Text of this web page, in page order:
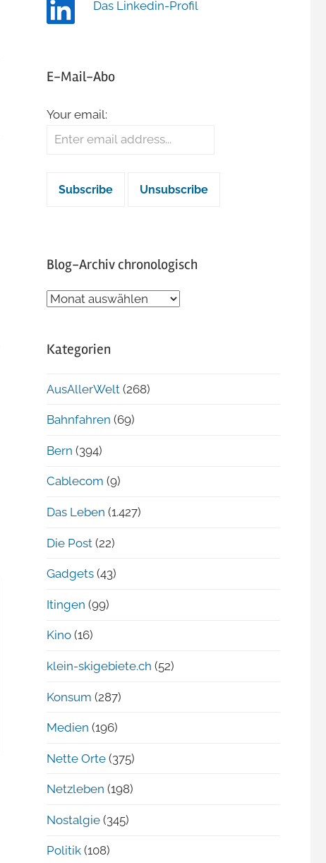
Das Linkedin-Profil
E-Mail-Abo
Your email:
Blog-Archiv chronologisch
Blog-
Kategorien
AusAllerWelt (268)
Bahnfahren (69)
Bern (394)
Cablecom (9)
Das Leben (1.427)
Die Post (22)
Gadgets (43)
Itingen (99)
Kino (16)
klein-skigebiete.ch (52)
Konsum (287)
Medien (196)
Nette Orte (375)
Netzleben (198)
Nostalgie (345)
Politik (108)